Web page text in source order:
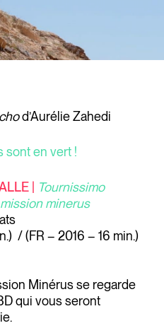
d’Aurélie Zahedi
sont en vert !
| Tournissimo
minerus
/ (FR – 2016 – 16 min.)
Minérus se regarde
qui vous seront